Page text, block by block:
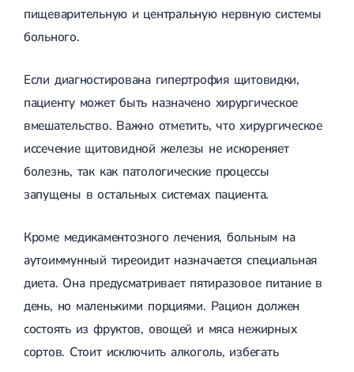
пищеварительную и центральную нервную системы
больного.
Если диагностирована гипертрофия щитовидки,
пациенту может быть назначено хирургическое
вмешательство. Важно отметить, что хирургическое
иссечение щитовидной железы не искореняет
болезнь, так как патологические процессы
запущены в остальных системах пациента.
Кроме медикаментозного лечения, больным на
аутоиммунный тиреоидит назначается специальная
диета. Она предусматривает пятиразовое питание в
день, но маленькими порциями. Рацион должен
состоять из фруктов, овощей и мяса нежирных
сортов. Стоит исключить алкоголь, избегать